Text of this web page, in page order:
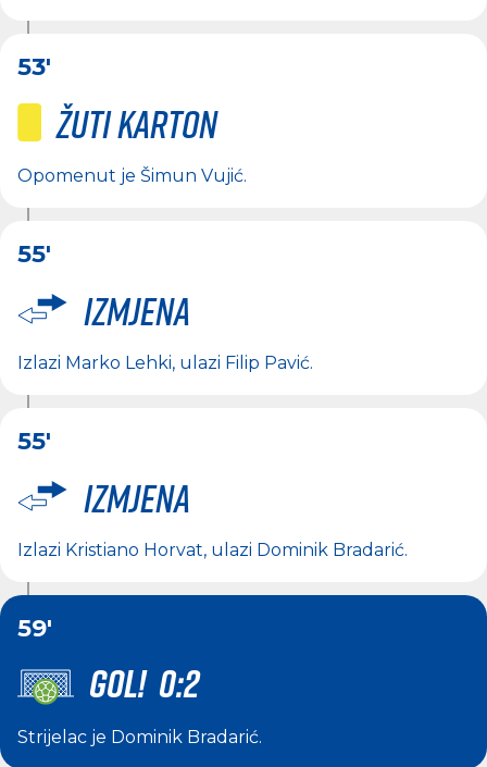
53'
Žuti karton
Opomenut je Šimun Vujić.
55'
Izmjena
Izlazi Marko Lehki, ulazi Filip Pavić.
55'
Izmjena
Izlazi Kristiano Horvat, ulazi Dominik Bradarić.
59'
GOL! 0:2
Strijelac je Dominik Bradarić.